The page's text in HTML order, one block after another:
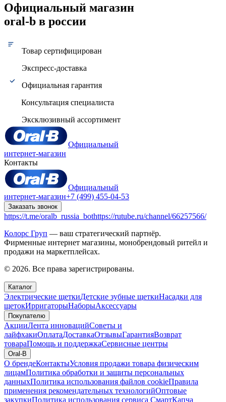
Официальный магазин
oral-b в россии
Товар сертифицирован
Экспресс-доставка
Официальная гарантия
Консультация специалиста
Эксклюзивный ассортимент
Официальный
интернет-магазин
Контакты
Официальный
интернет-магазин+7 (499) 455-04-53
Заказать звонок
https://t.me/oralb_russia_bothttps://rutube.ru/channel/66257566/
Колорс Груп — ваш стратегический партнёр.
Фирменные интернет магазины, монобрендовый ритейл и
продажи на маркетплейсах.
© 2026. Все права зарегистрированы.
Каталог
Электрические щеткиДетские зубные щеткиНасадки для
щетокИрригаторыНаборыАксессуары
Покупателю
АкцииЛента инновацийСоветы и
лайфхакиОплатаДоставкаОтзывыГарантияВозврат
товараПомощь и поддержкаСервисные центры
Oral-B
О брендеКонтактыУсловия продажи товара физическим
лицамПолитика обработки и защиты персональных
данныхПолитика использования файлов cookieПравила
применения рекомендательных технологийОптовые
закупкиПолитика использования сервиса СмартКапча